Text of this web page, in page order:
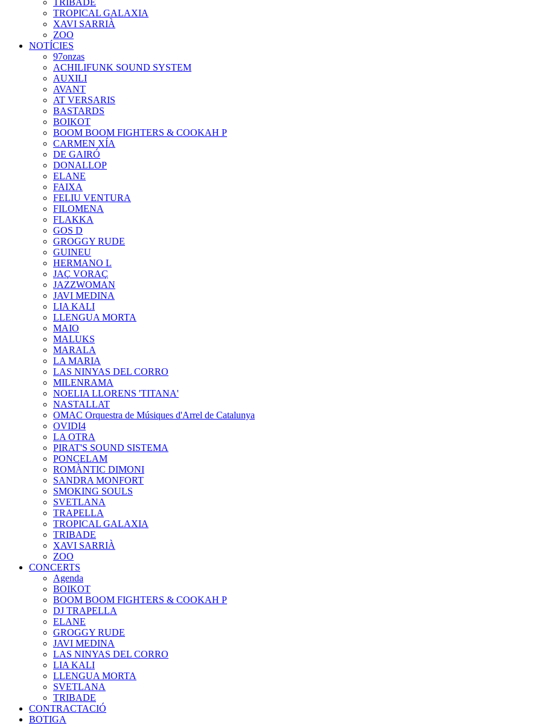
TRIBADE
TROPICAL GALAXIA
XAVI SARRIÀ
ZOO
NOTÍCIES
97onzas
ACHILIFUNK SOUND SYSTEM
AUXILI
AVANT
AT VERSARIS
BASTARDS
BOIKOT
BOOM BOOM FIGHTERS & COOKAH P
CARMEN XÍA
DE GAIRÓ
DONALLOP
ELANE
FAIXA
FELIU VENTURA
FILOMENA
FLAKKA
GOS D
GROGGY RUDE
GUINEU
HERMANO L
JAÇ VORAÇ
JAZZWOMAN
JAVI MEDINA
LIA KALI
LLENGUA MORTA
MAIO
MALUKS
MARALA
LA MARIA
LAS NINYAS DEL CORRO
MILENRAMA
NOELIA LLORENS 'TITANA'
NASTALLAT
OMAC Orquestra de Músiques d'Arrel de Catalunya
OVIDI4
LA OTRA
PIRAT'S SOUND SISTEMA
PONCELAM
ROMÀNTIC DIMONI
SANDRA MONFORT
SMOKING SOULS
SVETLANA
TRAPELLA
TROPICAL GALAXIA
TRIBADE
XAVI SARRIÀ
ZOO
CONCERTS
Agenda
BOIKOT
BOOM BOOM FIGHTERS & COOKAH P
DJ TRAPELLA
ELANE
GROGGY RUDE
JAVI MEDINA
LAS NINYAS DEL CORRO
LIA KALI
LLENGUA MORTA
SVETLANA
TRIBADE
CONTRACTACIÓ
BOTIGA